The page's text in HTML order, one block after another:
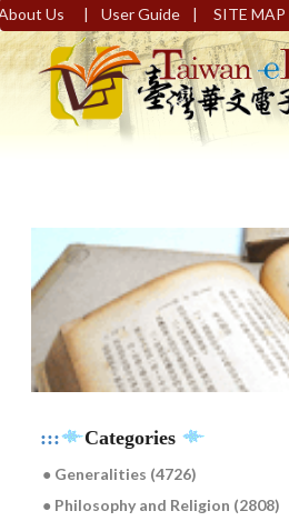
Us | User Guide | SITE MAP
::: Categories
● Generalities (4726)
● Philosophy and Religion (2808)